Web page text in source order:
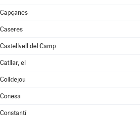
Capçanes
Caseres
Castellvell del Camp
Catllar, el
Colldejou
Conesa
Constantí